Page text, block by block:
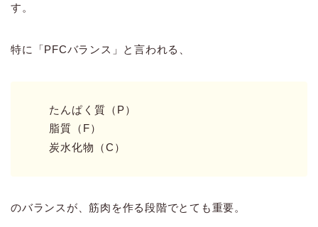
す。
特に「PFCバランス」と言われる、
たんぱく質（P）
脂質（F）
炭水化物（C）
のバランスが、筋肉を作る段階でとても重要。